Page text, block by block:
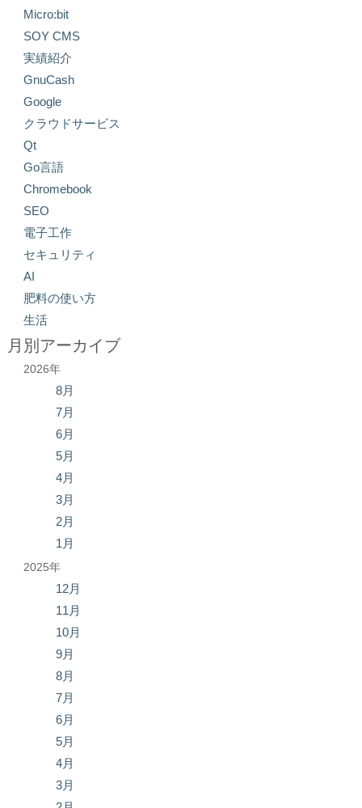
Micro:bit
SOY CMS
実績紹介
GnuCash
Google
クラウドサービス
Qt
Go言語
Chromebook
SEO
電子工作
セキュリティ
AI
肥料の使い方
生活
月別アーカイブ
2026年
8月
7月
6月
5月
4月
3月
2月
1月
2025年
12月
11月
10月
9月
8月
7月
6月
5月
4月
3月